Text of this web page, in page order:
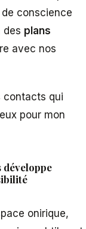
conscience
des plans
avec nos
contacts qui
pour mon
développe
onirique,